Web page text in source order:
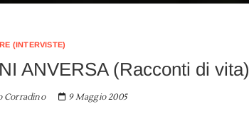
(INTERVISTE)
ANVERSA (Racconti di vita)
Corradino 9 Maggio 2005